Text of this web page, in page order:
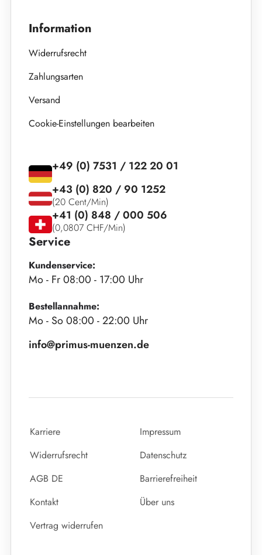
Information
Widerrufsrecht
Zahlungsarten
Versand
Cookie-Einstellungen bearbeiten
Service
Kundenservice:
Mo - Fr 08:00 - 17:00 Uhr
Bestellannahme:
Mo - So 08:00 - 22:00 Uhr
info@primus-muenzen.de
+49 (0) 7531 / 122 20 01
+43 (0) 820 / 90 1252
(20 Cent/Min)
+41 (0) 848 / 000 506
(0,0807 CHF/Min)
Karriere
Impressum
Widerrufsrecht
Datenschutz
AGB DE
Barrierefreiheit
Kontakt
Über uns
Vertrag widerrufen